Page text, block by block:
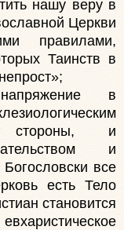
нашу веру в
Церкви
правилами,
Таинств в
в
стороны, и
и
все
есть Тело
становится